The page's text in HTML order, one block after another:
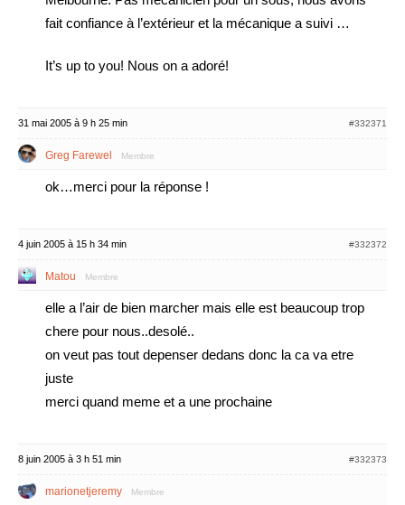
fait confiance à l’extérieur et la mécanique a suivi …
It’s up to you! Nous on a adoré!
31 mai 2005 à 9 h 25 min #332371
Greg Farewel Membre
ok…merci pour la réponse !
4 juin 2005 à 15 h 34 min #332372
Matou Membre
elle a l’air de bien marcher mais elle est beaucoup trop
chere pour nous..desolé..
on veut pas tout depenser dedans donc la ca va etre
juste
merci quand meme et a une prochaine
8 juin 2005 à 3 h 51 min #332373
marionetjeremy Membre